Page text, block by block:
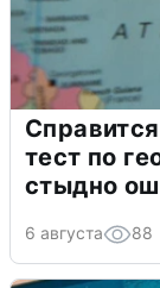
тест по
стыдно
6 августа 88